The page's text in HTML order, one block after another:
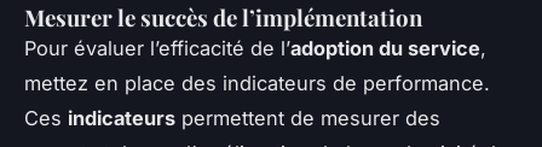
Mesurer le succès de l’implémentation
Pour évaluer l’efficacité de l’adoption du service,
mettez en place des indicateurs de performance.
Ces indicateurs permettent de mesurer des